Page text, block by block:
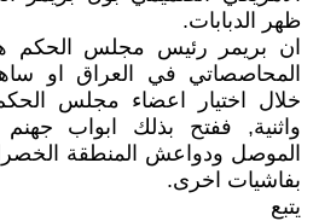
ظهر الدبابات.
ان بريمر رئيس مجلس الحكم
المحاصصاتي في العراق او
خلال اختيار اعضاء مجلس
واثنية, ففتح بذلك ابواب
الموصل ودواعش المنطقة
بفاشيات اخرى.
يتبع